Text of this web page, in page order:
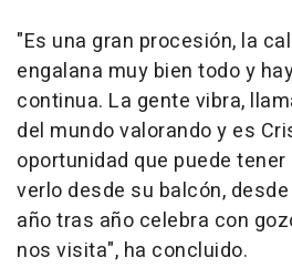
"Es una gran procesión, la
engalana muy bien todo y
continua. La gente vibra,
del mundo valorando y es
oportunidad que puede
verlo desde su balcón,
año tras año celebra con
nos visita", ha concluido.